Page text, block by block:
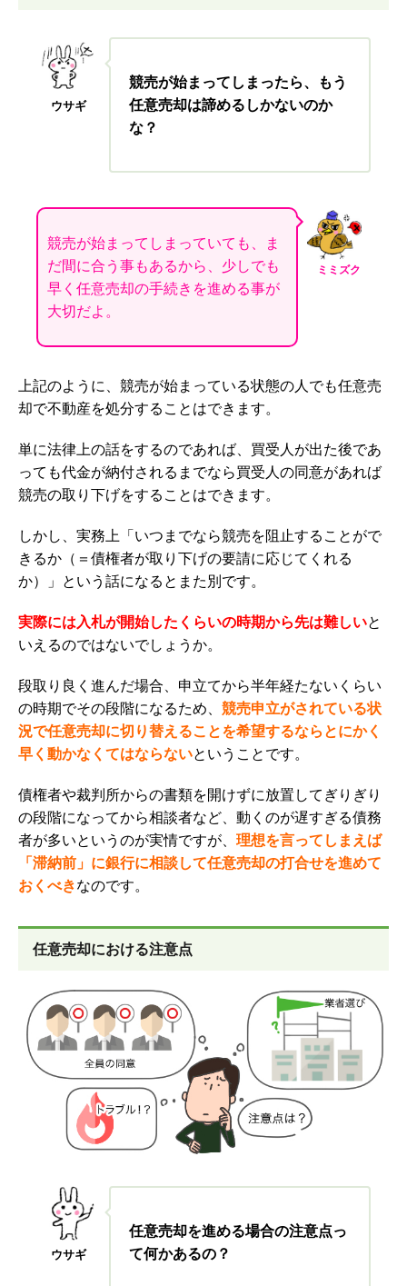
ウサギ
競売が始まってしまったら、もう
任意売却は諦めるしかないのか
な？
ミミズク
競売が始まってしまっていても、ま
だ間に合う事もあるから、少しでも
早く任意売却の手続きを進める事が
大切だよ。
上記のように、競売が始まっている状態の人でも任意売
却で不動産を処分することはできます。
単に法律上の話をするのであれば、買受人が出た後であ
っても代金が納付されるまでなら買受人の同意があれば
競売の取り下げをすることはできます。
しかし、実務上「いつまでなら競売を阻止することがで
きるか（＝債権者が取り下げの要請に応じてくれる
か）」という話になるとまた別です。
実際には入札が開始したくらいの時期から先は難しいと
いえるのではないでしょうか。
段取り良く進んだ場合、申立てから半年経たないくらい
の時期でその段階になるため、 競売申立がされている状
況で任意売却に切り替えることを希望するならとにかく
早く動かなくてはならないということです。
債権者や裁判所からの書類を開けずに放置してぎりぎり
の段階になってから相談者など、動くのが遅すぎる債務
者が多いというのが実情ですが、 理想を言ってしまえば
「滞納前」に銀行に相談して任意売却の打合せを進めて
おくべきなのです。
任意売却における注意点
ウサギ
任意売却を進める場合の注意点っ
て何かあるの？